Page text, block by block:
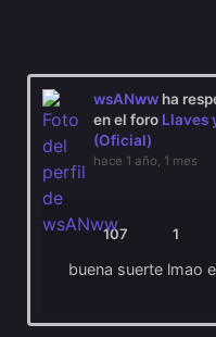
wsANww ha
en el foro Llaves
(Oficial)
hace 1 año, 1 mes
107 1
buena suerte lmao